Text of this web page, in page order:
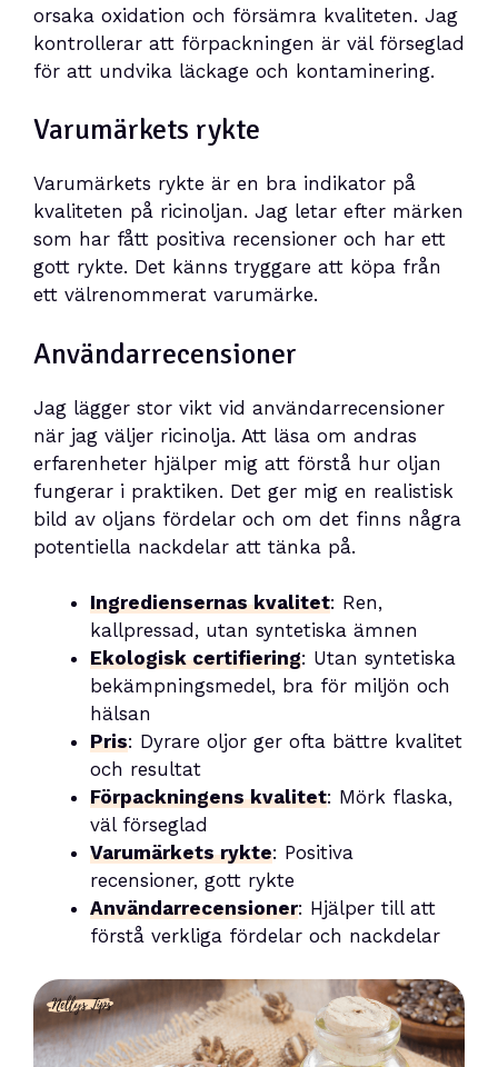
orsaka oxidation och försämra kvaliteten. Jag
kontrollerar att förpackningen är väl förseglad
för att undvika läckage och kontaminering.
Varumärkets rykte
Varumärkets rykte är en bra indikator på
kvaliteten på ricinoljan. Jag letar efter märken
som har fått positiva recensioner och har ett
gott rykte. Det känns tryggare att köpa från
ett välrenommerat varumärke.
Användarrecensioner
Jag lägger stor vikt vid användarrecensioner
när jag väljer ricinolja. Att läsa om andras
erfarenheter hjälper mig att förstå hur oljan
fungerar i praktiken. Det ger mig en realistisk
bild av oljans fördelar och om det finns några
potentiella nackdelar att tänka på.
Ingrediensernas kvalitet: Ren,
kallpressad, utan syntetiska ämnen
Ekologisk certifiering: Utan syntetiska
bekämpningsmedel, bra för miljön och
hälsan
Pris: Dyrare oljor ger ofta bättre kvalitet
och resultat
Förpackningens kvalitet: Mörk flaska,
väl förseglad
Varumärkets rykte: Positiva
recensioner, gott rykte
Användarrecensioner: Hjälper till att
förstå verkliga fördelar och nackdelar